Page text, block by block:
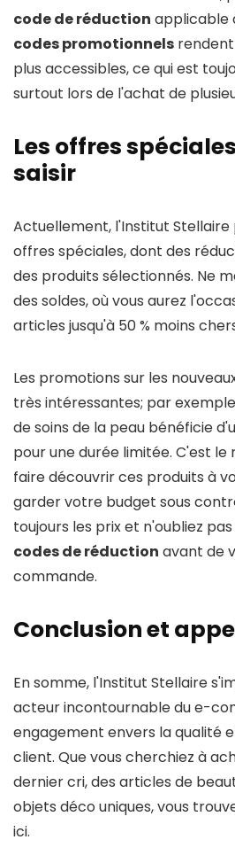
code de réduction applicable
codes promotionnels
plus accessibles, ce qui est
surtout lors de l'achat de
Les offres
saisir
Actuellement, l'Institut Stellaire
offres spéciales, dont des
des produits sélectionnés. Ne
des soldes, où vous aurez
articles jusqu'à 50 % moins
Les promotions sur les
très intéressantes; par
de soins de la peau bénéficie
pour une durée limitée. C'est
faire découvrir ces produits à
garder votre budget sous
toujours les prix et n'oubliez
codes de réduction avant de
commande.
Conclusion et
En somme, l'Institut Stellaire
acteur incontournable du e-
engagement envers la qualité
client. Que vous cherchiez à
dernier cri, des articles de
objets déco uniques, vous
ici.